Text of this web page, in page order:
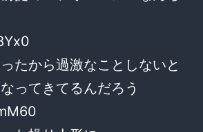
たから過激なことしないと
ってきてるんだろう